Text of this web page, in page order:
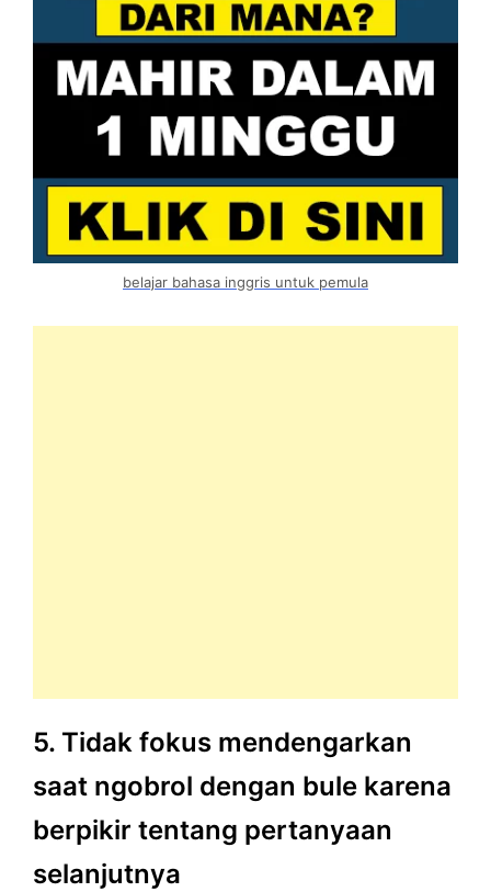
belajar bahasa inggris untuk pemula
5. Tidak fokus mendengarkan
saat ngobrol dengan bule karena
berpikir tentang pertanyaan
selanjutnya